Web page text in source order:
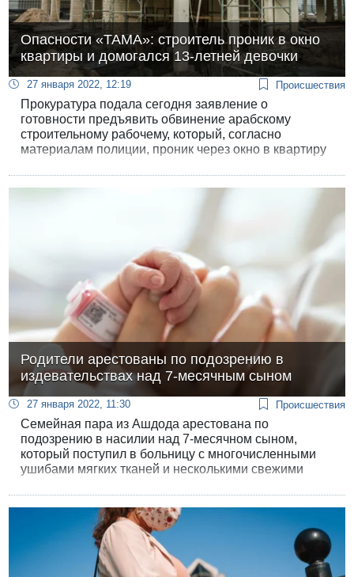
Опасности «ТАМА»: строитель проник в окно
квартиры и домогался 13-летней девочки
27 января 2022, 12:19 Происшествия
Прокуратура подала сегодня заявление о
готовности предъявить обвинение арабскому
строительному рабочему, который, согласно
материалам полиции, проник через окно в квартиру
несовершеннолетней девочки.
Родители арестованы по подозрению в
издевательствах над 7-месячным сыном
27 января 2022, 11:30 Происшествия
Семейная пара из Ашдода арестована по
подозрению в насилии над 7-месячном сыном,
который поступил в больницу с многочисленными
ушибами мягких тканей и несколькими свежими